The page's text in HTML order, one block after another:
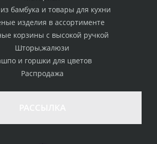
бамбука и товары для кухни
изделия в ассортименте
корзины с высокой ручкой
Шторы,жалюзи
и горшки для цветов
Распродажа